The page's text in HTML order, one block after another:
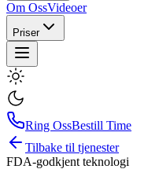
Om OssVideoer
Priser
Ring OssBestill Time
Tilbake til tjenester
FDA-godkjent teknologi